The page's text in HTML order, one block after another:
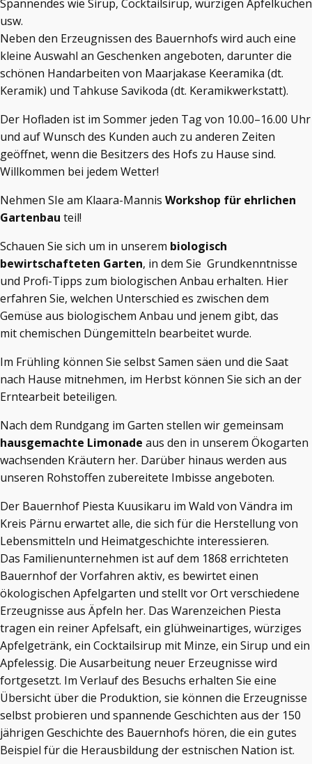
Spannendes wie Sirup, Cocktailsirup, würzigen Apfelkuchen
usw.
Neben den Erzeugnissen des Bauernhofs wird auch eine
kleine Auswahl an Geschenken angeboten, darunter die
schönen Handarbeiten von Maarjakase Keeramika (dt.
Keramik) und Tahkuse Savikoda (dt. Keramikwerkstatt).
Der Hofladen ist im Sommer jeden Tag von 10.00–16.00 Uhr
und auf Wunsch des Kunden auch zu anderen Zeiten
geöffnet, wenn die Besitzers des Hofs zu Hause sind.
Willkommen bei jedem Wetter!
Nehmen SIe am Klaara-Mannis Workshop für ehrlichen
Gartenbau teil!
Schauen Sie sich um in unserem biologisch
bewirtschafteten Garten, in dem Sie Grundkenntnisse
und Profi-Tipps zum biologischen Anbau erhalten. Hier
erfahren Sie, welchen Unterschied es zwischen dem
Gemüse aus biologischem Anbau und jenem gibt, das
mit chemischen Düngemitteln bearbeitet wurde.
Im Frühling können Sie selbst Samen säen und die Saat
nach Hause mitnehmen, im Herbst können Sie sich an der
Erntearbeit beteiligen.
Nach dem Rundgang im Garten stellen wir gemeinsam
hausgemachte Limonade aus den in unserem Ökogarten
wachsenden Kräutern her. Darüber hinaus werden aus
unseren Rohstoffen zubereitete Imbisse angeboten.
Der Bauernhof Piesta Kuusikaru im Wald von Vändra im
Kreis Pärnu erwartet alle, die sich für die Herstellung von
Lebensmitteln und Heimatgeschichte interessieren.
Das Familienunternehmen ist auf dem 1868 errichteten
Bauernhof der Vorfahren aktiv, es bewirtet einen
ökologischen Apfelgarten und stellt vor Ort verschiedene
Erzeugnisse aus Äpfeln her. Das Warenzeichen Piesta
tragen ein reiner Apfelsaft, ein glühweinartiges, würziges
Apfelgetränk, ein Cocktailsirup mit Minze, ein Sirup und ein
Apfelessig. Die Ausarbeitung neuer Erzeugnisse wird
fortgesetzt. Im Verlauf des Besuchs erhalten Sie eine
Übersicht über die Produktion, sie können die Erzeugnisse
selbst probieren und spannende Geschichten aus der 150
jährigen Geschichte des Bauernhofs hören, die ein gutes
Beispiel für die Herausbildung der estnischen Nation ist.